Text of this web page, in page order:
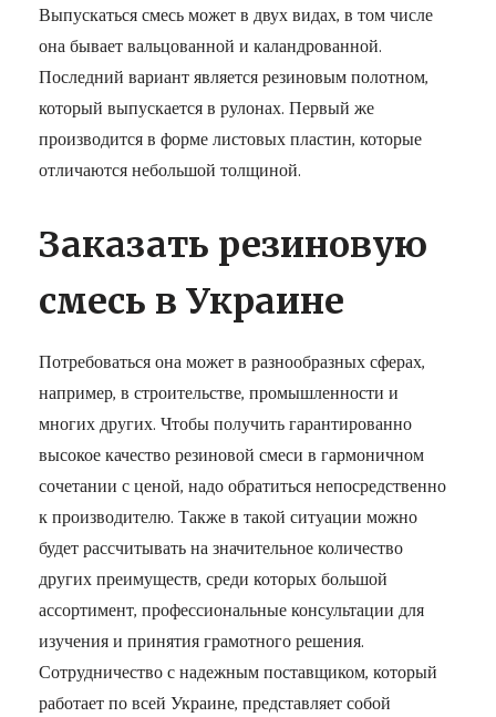
Выпускаться смесь может в двух видах, в том числе
она бывает вальцованной и каландрованной.
Последний вариант является резиновым полотном,
который выпускается в рулонах. Первый же
производится в форме листовых пластин, которые
отличаются небольшой толщиной.
Заказать резиновую
смесь в Украине
Потребоваться она может в разнообразных сферах,
например, в строительстве, промышленности и
многих других. Чтобы получить гарантированно
высокое качество резиновой смеси в гармоничном
сочетании с ценой, надо обратиться непосредственно
к производителю. Также в такой ситуации можно
будет рассчитывать на значительное количество
других преимуществ, среди которых большой
ассортимент, профессиональные консультации для
изучения и принятия грамотного решения.
Сотрудничество с надежным поставщиком, который
работает по всей Украине, представляет собой